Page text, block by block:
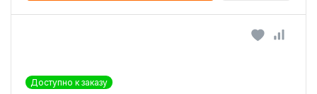
Доступно к заказу